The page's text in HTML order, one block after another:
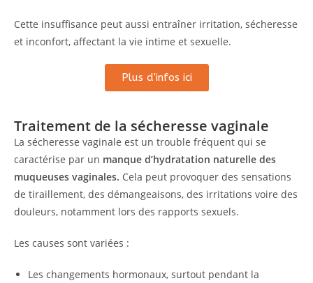
Cette insuffisance peut aussi entraîner irritation, sécheresse
et inconfort, affectant la vie intime et sexuelle.
Plus d'infos ici
Traitement de la sécheresse vaginale
La sécheresse vaginale est un trouble fréquent qui se
caractérise par un manque d’hydratation naturelle des
muqueuses vaginales. Cela peut provoquer des sensations
de tiraillement, des démangeaisons, des irritations voire des
douleurs, notamment lors des rapports sexuels.
Les causes sont variées :
Les changements hormonaux, surtout pendant la